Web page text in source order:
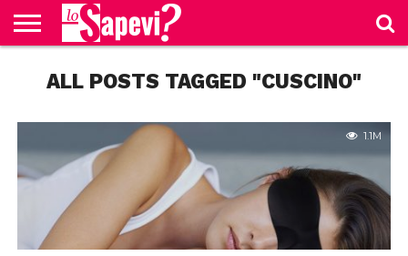
BENESSERE
GOSSIP
PRODOTTI
AMAZON
NEWS
CASA E
CUCINA
ALL POSTS TAGGED "CUSCINO"
1.1M